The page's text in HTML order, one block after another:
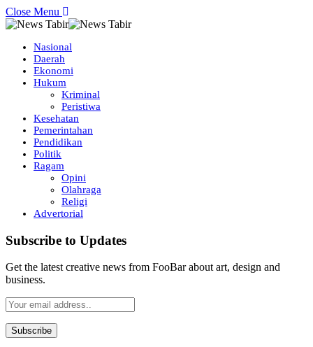
Close Menu
Nasional
Daerah
Ekonomi
Hukum
Kriminal
Peristiwa
Kesehatan
Pemerintahan
Pendidikan
Politik
Ragam
Opini
Olahraga
Religi
Advertorial
Subscribe to Updates
Get the latest creative news from FooBar about art, design and
business.